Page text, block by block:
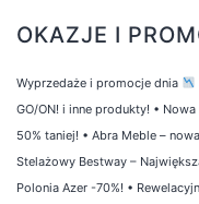
OKAZJE I
Wyprzedaże i promocje dnia
GO/ON! i inne produkty! • Nowa
50% taniej! • Abra Meble –
Stelażowy Bestway –
Polonia Azer -70%! •